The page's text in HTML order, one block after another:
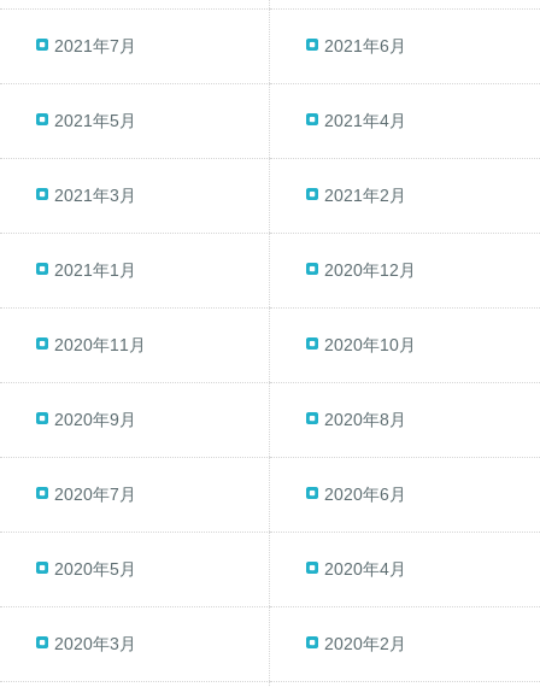
2021年7月 2021年6月
2021年5月 2021年4月
2021年3月 2021年2月
2021年1月 2020年12月
2020年11月 2020年10月
2020年9月 2020年8月
2020年7月 2020年6月
2020年5月 2020年4月
2020年3月 2020年2月